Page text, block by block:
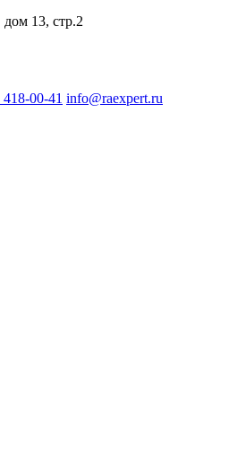
13, стр.2
00-41 info@raexpert.ru